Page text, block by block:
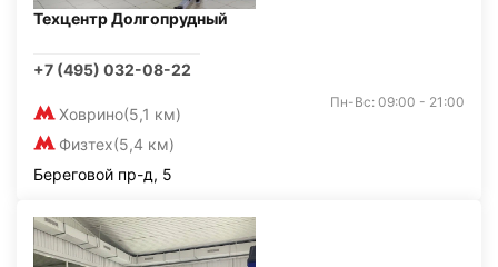
Техцентр Долгопрудный
+7 (495) 032-08-22
Ховрино(5,1 км)
Физтех(5,4 км)
Пн-Вс: 09:00 - 21:00
Береговой пр-д, 5